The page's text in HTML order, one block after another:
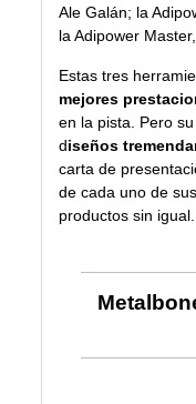
Ale Galán; la
laAdipower Master
Estas tres
mejores
en la pista. Pero
diseños
carta de
de cada uno de
productos sin igual.